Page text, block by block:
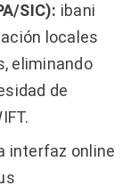
SIC): ibani
locales
eliminando
de
interfaz online